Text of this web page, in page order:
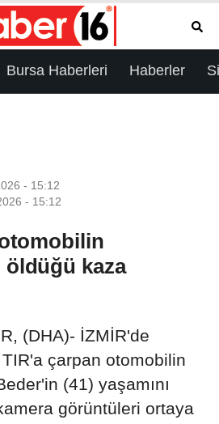
Bursa Haberleri Haberler
- 15:12
- 15:12
kaza
(DHA)- İZMİR'de
çarpan otomobilin
(41) yaşamını
görüntüleri ortaya